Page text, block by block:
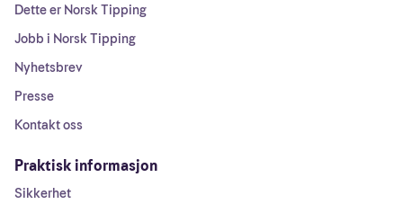
Dette er Norsk Tipping
Jobb i Norsk Tipping
Nyhetsbrev
Presse
Kontakt oss
Praktisk informasjon
Sikkerhet